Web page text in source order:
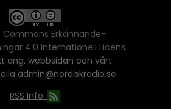
Commons Erkännande-
4.0 Internationell Licens
ang. webbsidan och vårt
admin@nordiskradio.se
RSS Info: